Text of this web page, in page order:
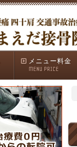
メニュー料金
MENU PRICE